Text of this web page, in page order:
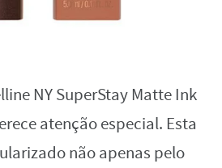
NY SuperStay Matte Ink
atenção especial. Esta
não apenas pelo